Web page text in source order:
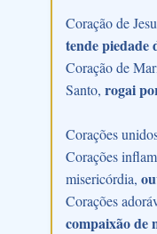
Coração de
tende piedade
Coração de
Santo, rogai
Corações
Corações
misericórdia,
Corações
compaixão de